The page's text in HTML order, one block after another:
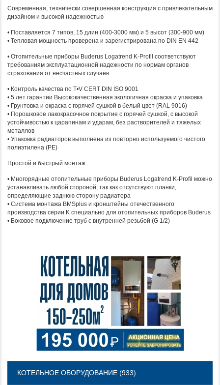
Современная, технически совершенная конструкция с привлекательным
дизайном и высокой надежностью
• Поставляется 7 типов, 15 длин (400-3000 мм) и 5 высот (300-900 мм)
• Тепловая мощность проверена и зарегистрирована по DIN EN 442
• Отопительные приборы Buderus Logatrend K-Profil соответствуют
требованиям эксплуатационной надежности по нормам органов
страхования от несчастных случаев
• Контроль качества по T•V CERT DIN ISO 9001
• 5 лет гарантии Высококачественная экологичная окраска и упаковка
• Грунтовка и окраска с горячей сушкой в белый цвет (RAL 9016)
• Порошковое лакокрасочное покрытие с горячей сушкой, с высокой
устойчивостью к царапинам и ударам, без растворителей и тяжелых
металлов
• Упаковка радиаторов выполнена из повторно используемого чистого
полиэтилена (PE)
Простой и быстрый монтаж
• Многорядные отопительные приборы Buderus Logatrend K-Profil можно
устанавливать любой стороной, так как отсутствуют планки,
определяющие заднюю сторону радиатора
• Система монтажа BMSplus и кронштейны отечественного
производства серии K специально для отопительных приборов Buderus
• Боковое подключение труб с внутренней резьбой (G 1/2)
КОТЕЛЬНОЕ ОБОРУДОВАНИЕ (933)